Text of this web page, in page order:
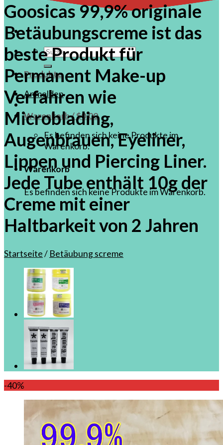
Suche
nach:
Produkte
Anmelden
Warenkorb /$0.00
Es befinden sich keine Produkte im
Warenkorb.
Warenkorb
Es befinden sich keine Produkte im Warenkorb.
Goosicas 99,9% originale
Betäubungscreme ist das
beste Produkt für
Permanent Make-up
Verfahren wie
Microblading,
Augenbrauen, Eyeliner,
Lippen und Piercing Liner.
Jede Tube enthält 10g der
Creme mit einer
Haltbarkeit von 2 Jahren
Startseite/ Betäubung screme
-40%